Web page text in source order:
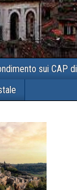
sui CAP